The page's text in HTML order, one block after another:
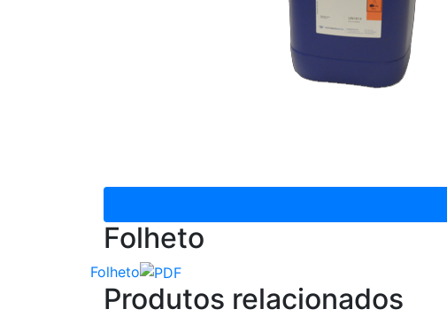
Folheto
Folheto
Produtos relacionados